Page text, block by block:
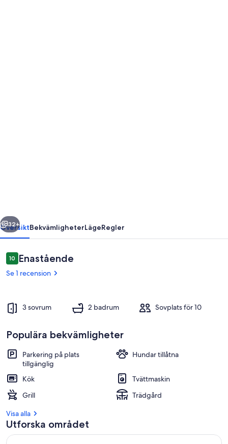
up
to
12
people
Restaurang utomhus
Nästa
32+
ÖversiktBekvämligheterLägeRegler
Recensioner
1010 av 10,
Enastående
Se 1 recension
3 sovrum 2 badrum Sovplats för 10
Populära bekvämligheter
Parkering på plats
tillgänglig
Hundar tillåtna
Kök
Tvättmaskin
Grill
Trädgård
Visa alla
Utforska området